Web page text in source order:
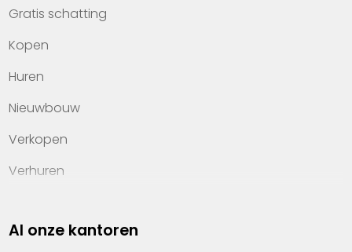
Gratis schatting
Kopen
Huren
Nieuwbouw
Verkopen
Verhuren
Property management
Al onze kantoren